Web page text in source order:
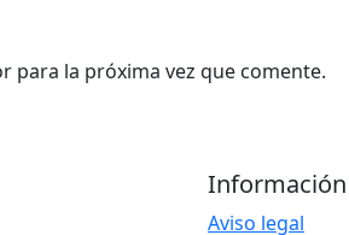
para la próxima vez que comente.
Información
Aviso legal